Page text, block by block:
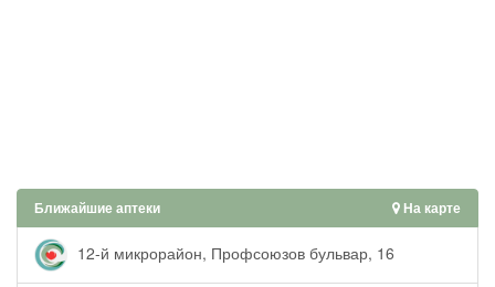
Ближайшие аптеки На карте
12-й микрорайон, Профсоюзов бульвар, 16